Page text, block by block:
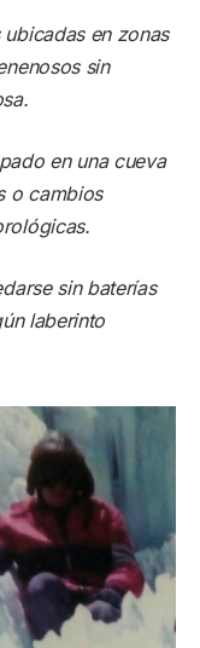
ubicadas en zonas
sin
en una cueva
o cambios
sin baterías
laberinto